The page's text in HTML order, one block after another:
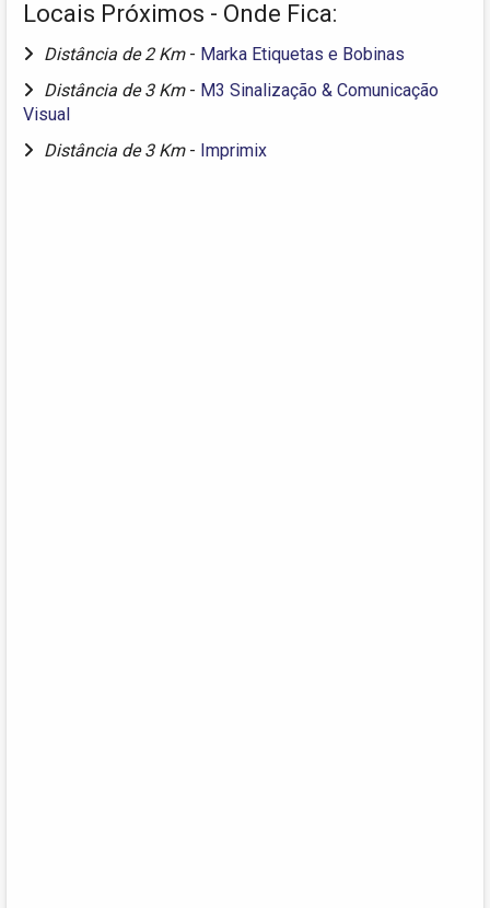
Locais Próximos - Onde Fica:
Distância de 2 Km - Marka Etiquetas e Bobinas
Distância de 3 Km - M3 Sinalização & Comunicação
Visual
Distância de 3 Km - Imprimix